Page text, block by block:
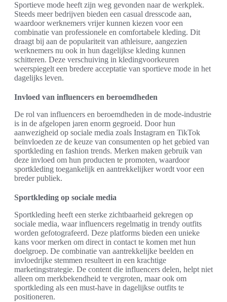
Sportieve mode heeft zijn weg gevonden naar de werkplek.
Steeds meer bedrijven bieden een casual dresscode aan,
waardoor werknemers vrijer kunnen kiezen voor een
combinatie van professionele en comfortabele kleding. Dit
draagt bij aan de populariteit van athleisure, aangezien
werknemers nu ook in hun dagelijkse kleding kunnen
schitteren. Deze verschuiving in kledingvoorkeuren
weerspiegelt een bredere acceptatie van sportieve mode in het
dagelijks leven.
Invloed van influencers en beroemdheden
De rol van influencers en beroemdheden in de mode-industrie
is in de afgelopen jaren enorm gegroeid. Door hun
aanwezigheid op sociale media zoals Instagram en TikTok
beïnvloeden ze de keuze van consumenten op het gebied van
sportkleding en fashion trends. Merken maken gebruik van
deze invloed om hun producten te promoten, waardoor
sportkleding toegankelijk en aantrekkelijker wordt voor een
breder publiek.
Sportkleding op sociale media
Sportkleding heeft een sterke zichtbaarheid gekregen op
sociale media, waar influencers regelmatig in trendy outfits
worden gefotografeerd. Deze platforms bieden een unieke
kans voor merken om direct in contact te komen met hun
doelgroep. De combinatie van aantrekkelijke beelden en
invloedrijke stemmen resulteert in een krachtige
marketingstrategie. De content die influencers delen, helpt niet
alleen om merkbekendheid te vergroten, maar ook om
sportkleding als een must-have in dagelijkse outfits te
positioneren.